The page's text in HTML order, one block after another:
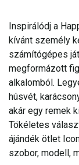
Inspirálódj a
kívánt személy
számítógépes
megformázott
alkalomból.
húsvét,
akár egy remek
Tökéletes
ájándék ötlet
szobor, modell,